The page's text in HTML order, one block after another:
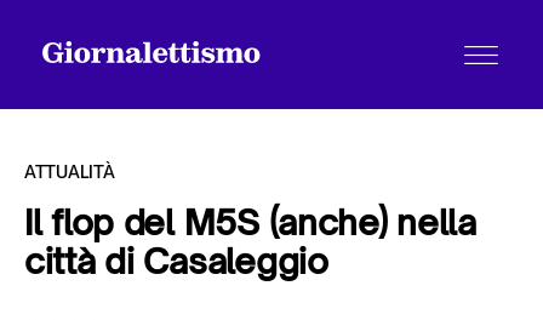
Tutti gli articoli
ATTUALITÀ
Il flop del M5S (anche) nella
città di Casaleggio